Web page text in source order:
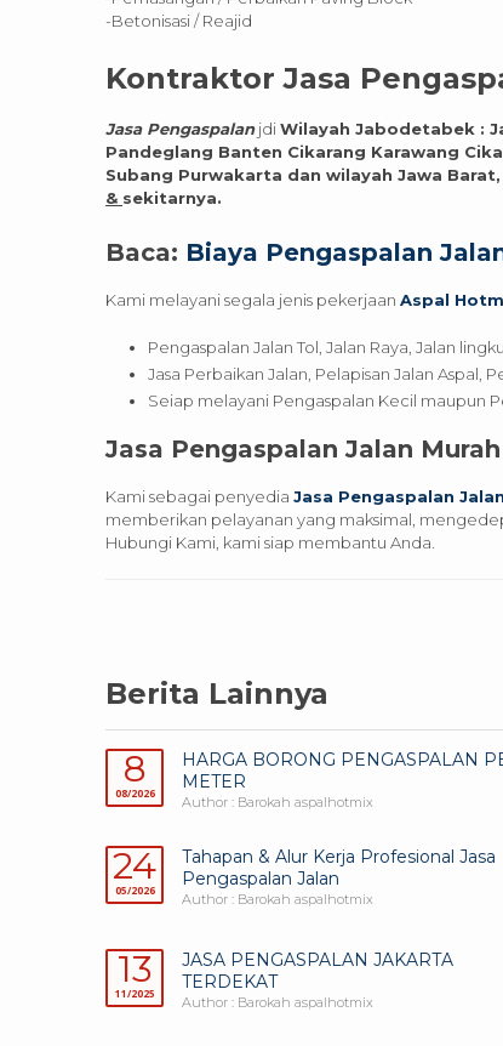
-Betonisasi / Reajid
KontraktorJasa
Jasa Pengaspalanjdi Wilayah Jabodetabek :
Pandeglang Banten Cikarang Karawang
Subang Purwakarta dan wilayah Jawa Barat,
& sekitarnya.
Baca: Biaya Pengaspalan
Kami melayani segala jenis pekerjaan Aspal
Pengaspalan Jalan Tol, Jalan Raya, Jalan
Jasa Perbaikan Jalan, Pelapisan Jalan Aspal,
Seiap melayani Pengaspalan Kecil maupun
Jasa Pengaspalan Jalan
Kami sebagai penyedia Jasa Pengaspalan
memberikan pelayanan yang maksimal,
Hubungi Kami, kami siap membantu Anda.
Berita Lainnya
8
08/2026
HARGA BORONG PENGASPALAN
METER
Author : Barokah aspalhotmix
24
05/2026
Tahapan & Alur Kerja Profesional Jasa
Pengaspalan Jalan
Author : Barokah aspalhotmix
13
11/2025
JASA PENGASPALAN JAKARTA
TERDEKAT
Author : Barokah aspalhotmix